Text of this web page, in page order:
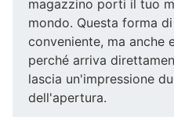
magazzino porti il tuo
mondo. Questa forma
conveniente, ma anche
perché arriva
lascia un'impressione
dell'apertura.